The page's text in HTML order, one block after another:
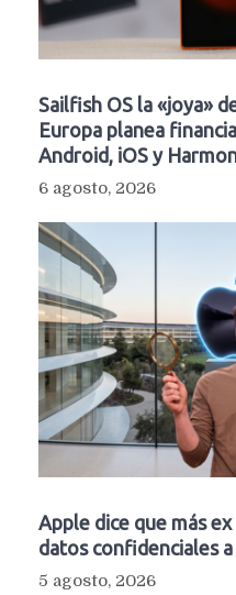
Sailfish OS la «joya»
Europa planea
Android, iOS y
6 agosto, 2026
Apple dice que más
datos confidenciales
5 agosto, 2026